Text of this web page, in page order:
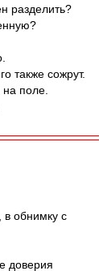
разделить?
также сожрут.
поле.
в обнимку с
доверия